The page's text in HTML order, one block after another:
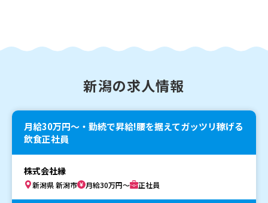
新潟の求人情報
月給30万円〜・勤続で昇給!腰を据えてガッツリ稼げる
飲食正社員
株式会社縁
新潟県 新潟市 月給30万円～ 正社員